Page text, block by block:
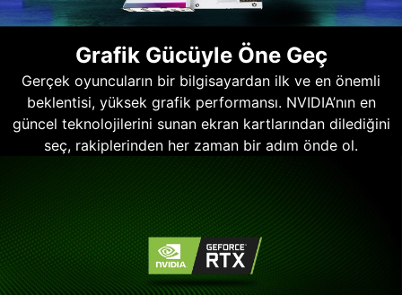
Grafik Gücüyle Öne Geç
Gerçek oyuncuların bir bilgisayardan ilk ve en önemli
beklentisi, yüksek grafik performansı. NVIDIA’nın en
güncel teknolojilerini sunan ekran kartlarından dilediğini
seç, rakiplerinden her zaman bir adım önde ol.